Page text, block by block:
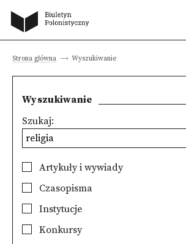
Strona główna Wyszukiwanie
Wyszukiwanie
Szukaj:
Artykuły i wywiady
Czasopisma
Instytucje
Konkursy